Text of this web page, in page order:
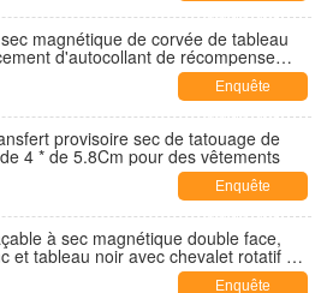
maintenant
magnétique de corvée de tableau
d'autocollant de récompense
durable de diagrammeEnquête
maintenant
provisoire sec de tatouage de
4 * de 5.8Cm pour des vêtements
Enquête
maintenant
à sec magnétique double face,
et tableau noir avec chevalet rotatif à
Enquête